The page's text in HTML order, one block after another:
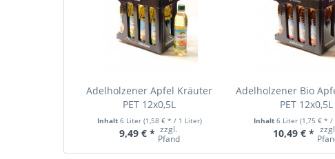
Adelholzener Apfel Kräuter
PET 12x0,5L
Inhalt 6 Liter (1,58 € * / 1 Liter)
9,49 € * zzgl.
Pfand
Adelholzener Bio
PET 12x0,5L
Inhalt6 Liter(1,75 € * /
10,49 € *